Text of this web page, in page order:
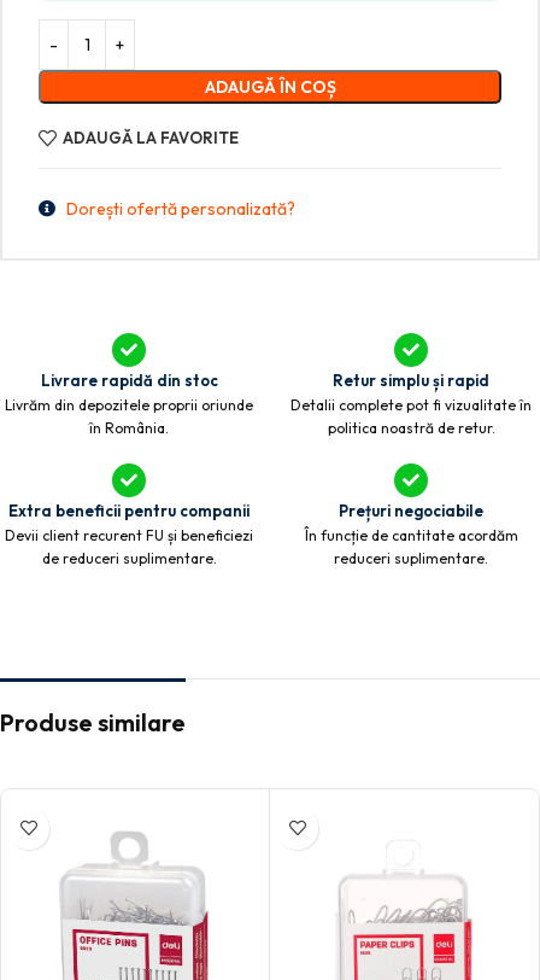
ADAUGĂ ÎN COȘ
ADAUGĂ LA FAVORITE
Dorești ofertă personalizată?
Livrare rapidă din stoc
Livrăm din depozitele proprii oriunde
în România.
Retur simplu și rapid
Detalii complete pot fi vizualitate în
politica noastră de retur.
Extra beneficii pentru companii
Devii client recurent FU și beneficiezi
de reduceri suplimentare.
Prețuri negociabile
În funcție de cantitate acordăm
reduceri suplimentare.
Produse similare